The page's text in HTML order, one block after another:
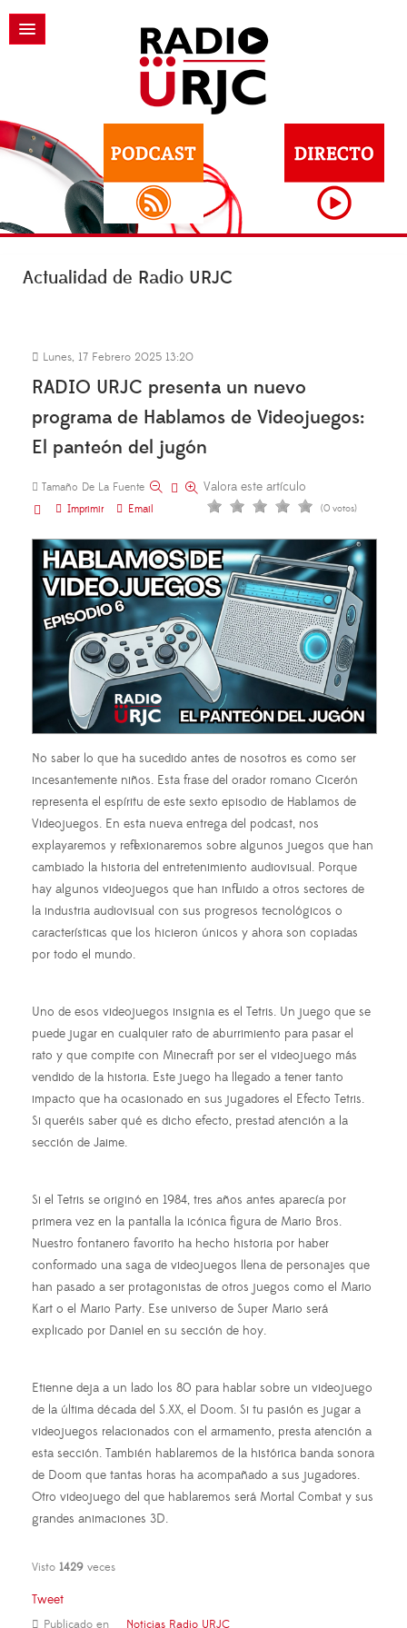
Actualidad de Radio URJC
Lunes, 17 Febrero 2025 13:20
RADIO URJC presenta un nuevo
programa de Hablamos de Videojuegos:
El panteón del jugón
Tamaño De La Fuente
Imprimir
Email
Valora este artículo
(0 votos)
No saber lo que ha sucedido antes de nosotros es como ser
incesantemente niños. Esta frase del orador romano Cicerón
representa el espíritu de este sexto episodio de Hablamos de
Videojuegos. En esta nueva entrega del podcast, nos
explayaremos y reflexionaremos sobre algunos juegos que han
cambiado la historia del entretenimiento audiovisual. Porque
hay algunos videojuegos que han influido a otros sectores de
la industria audiovisual con sus progresos tecnológicos o
características que los hicieron únicos y ahora son copiadas
por todo el mundo.
Uno de esos videojuegos insignia es el Tetris. Un juego que se
puede jugar en cualquier rato de aburrimiento para pasar el
rato y que compite con Minecraft por ser el videojuego más
vendido de la historia. Este juego ha llegado a tener tanto
impacto que ha ocasionado en sus jugadores el Efecto Tetris.
Si queréis saber qué es dicho efecto, prestad atención a la
sección de Jaime.
Si el Tetris se originó en 1984, tres años antes aparecía por
primera vez en la pantalla la icónica figura de Mario Bros.
Nuestro fontanero favorito ha hecho historia por haber
conformado una saga de videojuegos llena de personajes que
han pasado a ser protagonistas de otros juegos como el Mario
Kart o el Mario Party. Ese universo de Super Mario será
explicado por Daniel en su sección de hoy.
Etienne deja a un lado los 80 para hablar sobre un videojuego
de la última década del S.XX, el Doom. Si tu pasión es jugar a
videojuegos relacionados con el armamento, presta atención a
esta sección. También hablaremos de la histórica banda sonora
de Doom que tantas horas ha acompañado a sus jugadores.
Otro videojuego del que hablaremos será Mortal Combat y sus
grandes animaciones 3D.
Visto 1429 veces
Tweet
Publicado en Noticias Radio URJC